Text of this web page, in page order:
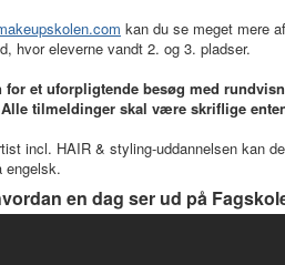
kan du se meget mere
hvor eleverne vandt 2. og 3. pladser.
for et uforpligtende besøg med
tilmeldinger skal være skriflige
incl. HAIR & styling-uddannelsen kan
engelsk.
en dag ser ud på